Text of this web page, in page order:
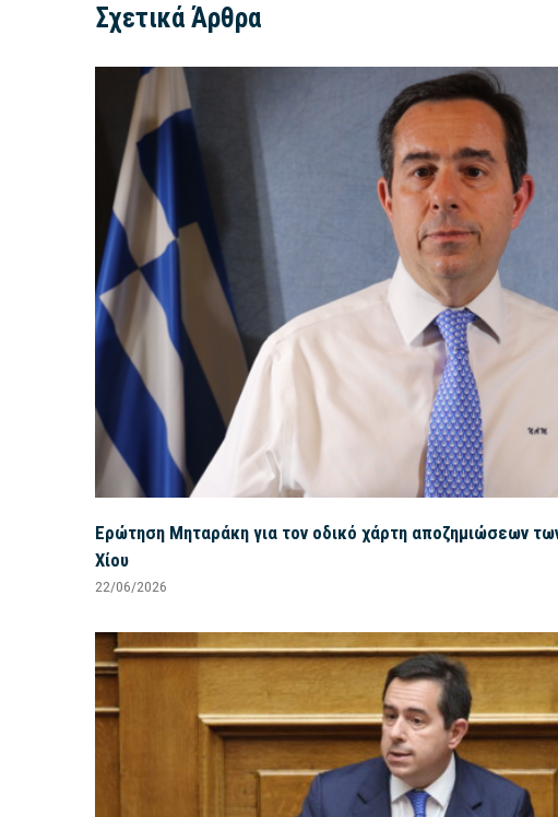
Σχετικά Άρθρα
Ερώτηση Μηταράκη για τον οδικό χάρτη αποζημιώσεων
Χίου
22/06/2026